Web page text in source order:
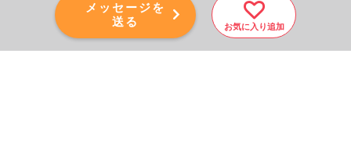
メッセージを
送る
お気に入り追加